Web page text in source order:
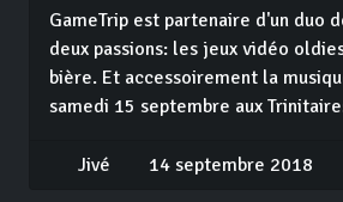
GameTrip est partenaire d'un duo
deux passions: les jeux vidéo
bière. Et accessoirement la
samedi 15 septembre aux
Jivé 14 septembre 2018